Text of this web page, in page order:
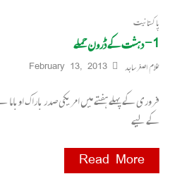
پاکستانیت
1- دہشت کے ڈرون حملے
غلام اصغر ساجد February 13, 2013
فروری کے پہلے ہفتے میں امریکی صدر باراک اوباما
کے لیے
Read More